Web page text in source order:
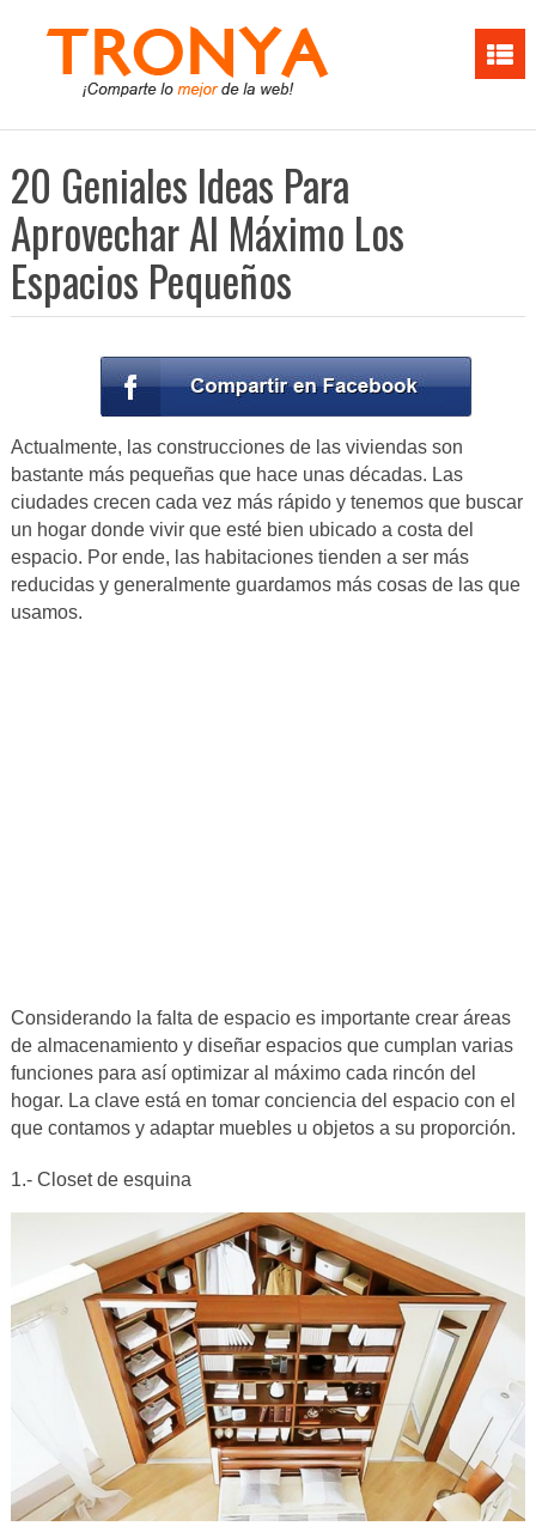
20 Geniales Ideas Para
Aprovechar Al Máximo Los
Espacios Pequeños
Actualmente, las construcciones de las viviendas son
bastante más pequeñas que hace unas décadas. Las
ciudades crecen cada vez más rápido y tenemos que buscar
un hogar donde vivir que esté bien ubicado a costa del
espacio. Por ende, las habitaciones tienden a ser más
reducidas y generalmente guardamos más cosas de las que
usamos.
Considerando la falta de espacio es importante crear áreas
de almacenamiento y diseñar espacios que cumplan varias
funciones para así optimizar al máximo cada rincón del
hogar. La clave está en tomar conciencia del espacio con el
que contamos y adaptar muebles u objetos a su proporción.
1.- Closet de esquina